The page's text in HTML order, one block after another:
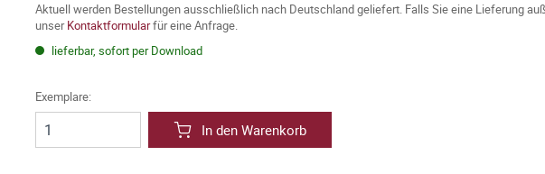
Aktuell werden Bestellungen ausschließlich nach Deutschland geliefert. Falls Sie eine Lieferung
unserKontaktformularfür eine Anfrage.
lieferbar, sofort per Download
Exemplare:
In den Warenkorb